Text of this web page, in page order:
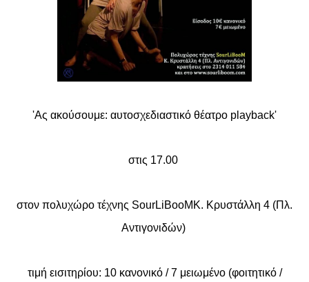
'Ας ακούσουμε: αυτοσχεδιαστικό θέατρο playback'
στις 17.00
στον πολυχώρο τέχνης SourLiBooMΚ. Κρυστάλλη 4 (Πλ.
Αντιγονιδών)
τιμή εισιτηρίου: 10 κανονικό / 7 μειωμένο (φοιτητικό /